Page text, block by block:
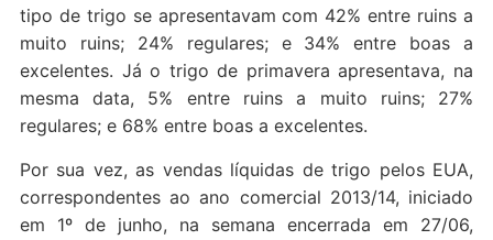
tipo de trigo se apresentavam com 42% entre ruins a
muito ruins; 24% regulares; e 34% entre boas a
excelentes. Já o trigo de primavera apresentava, na
mesma data, 5% entre ruins a muito ruins; 27%
regulares; e 68% entre boas a excelentes.
Por sua vez, as vendas líquidas de trigo pelos EUA,
correspondentes ao ano comercial 2013/14, iniciado
em 1º de junho, na semana encerrada em 27/06,